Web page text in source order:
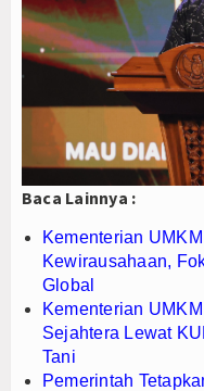
Baca Lainnya :
Kementerian
Kewirausahaan,
Global
Kementerian
Sejahtera Lewat
Tani
Pemerintah